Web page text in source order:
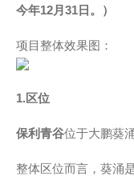
今年12月31日。）
项目整体效果图：
1.区位
保利青谷位于大鹏葵
整体区位而言，葵涌